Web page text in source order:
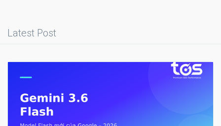
Latest Post